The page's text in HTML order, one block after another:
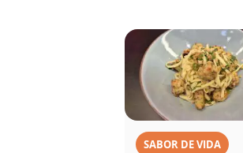
SABOR DE VIDA